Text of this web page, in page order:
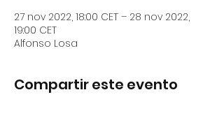
27 nov 2022, 18:00 CET – 28 nov 2022,
19:00 CET
Alfonso Losa
Compartir este evento